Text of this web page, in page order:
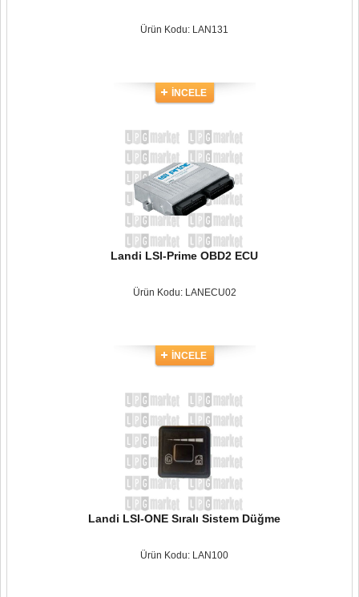
Ürün Kodu: LAN131
İNCELE
Landi LSI-Prime OBD2 ECU
Ürün Kodu: LANECU02
İNCELE
Landi LSI-ONE Sıralı Sistem Düğme
Ürün Kodu: LAN100